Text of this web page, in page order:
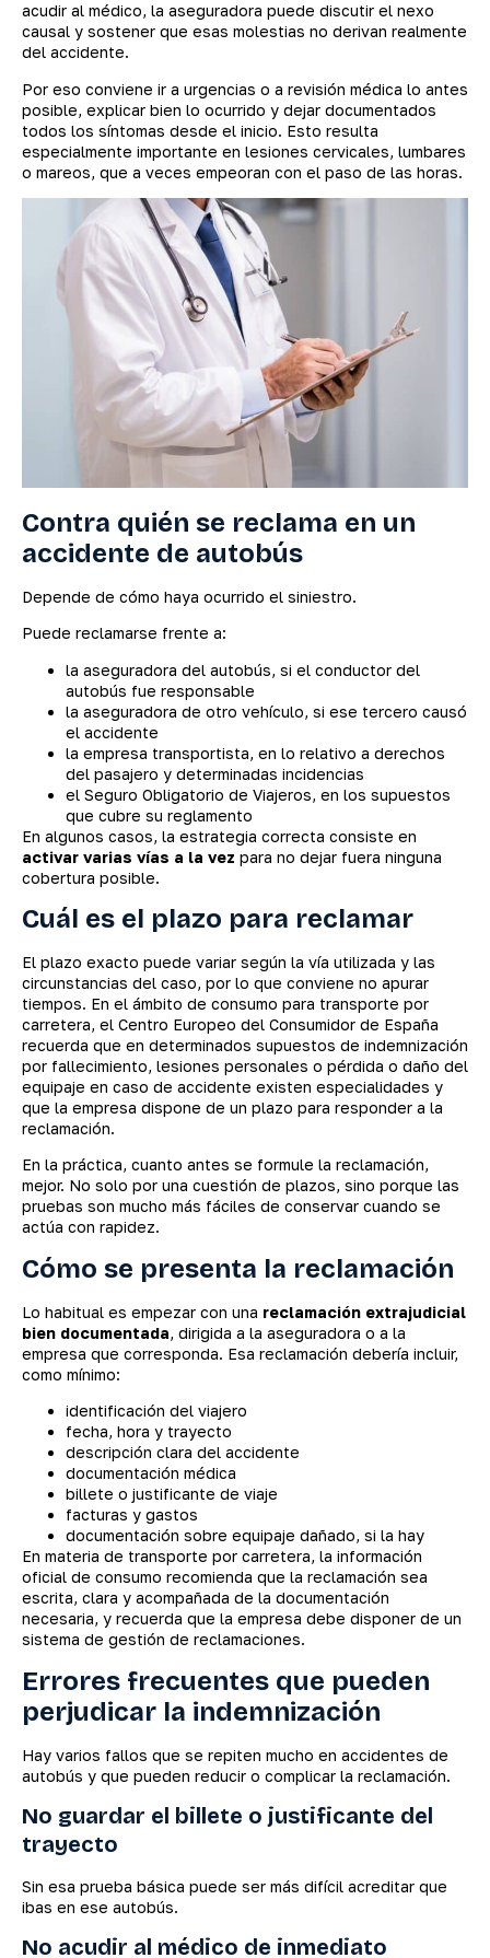
acudir al médico, la aseguradora puede discutir el nexo
causal y sostener que esas molestias no derivan realmente
del accidente.
Por eso conviene ir a urgencias o a revisión médica lo antes
posible, explicar bien lo ocurrido y dejar documentados
todos los síntomas desde el inicio. Esto resulta
especialmente importante en lesiones cervicales, lumbares
o mareos, que a veces empeoran con el paso de las horas.
Contra quién se reclama en un
accidente de autobús
Depende de cómo haya ocurrido el siniestro.
Puede reclamarse frente a:
la aseguradora del autobús, si el conductor del
autobús fue responsable
la aseguradora de otro vehículo, si ese tercero causó
el accidente
la empresa transportista, en lo relativo a derechos
del pasajero y determinadas incidencias
el Seguro Obligatorio de Viajeros, en los supuestos
que cubre su reglamento
En algunos casos, la estrategia correcta consiste en
activar varias vías a la vez para no dejar fuera ninguna
cobertura posible.
Cuál es el plazo para reclamar
El plazo exacto puede variar según la vía utilizada y las
circunstancias del caso, por lo que conviene no apurar
tiempos. En el ámbito de consumo para transporte por
carretera, el Centro Europeo del Consumidor de España
recuerda que en determinados supuestos de indemnización
por fallecimiento, lesiones personales o pérdida o daño del
equipaje en caso de accidente existen especialidades y
que la empresa dispone de un plazo para responder a la
reclamación.
En la práctica, cuanto antes se formule la reclamación,
mejor. No solo por una cuestión de plazos, sino porque las
pruebas son mucho más fáciles de conservar cuando se
actúa con rapidez.
Cómo se presenta la reclamación
Lo habitual es empezar con una reclamación extrajudicial
bien documentada, dirigida a la aseguradora o a la
empresa que corresponda. Esa reclamación debería incluir,
como mínimo:
identificación del viajero
fecha, hora y trayecto
descripción clara del accidente
documentación médica
billete o justificante de viaje
facturas y gastos
documentación sobre equipaje dañado, si la hay
En materia de transporte por carretera, la información
oficial de consumo recomienda que la reclamación sea
escrita, clara y acompañada de la documentación
necesaria, y recuerda que la empresa debe disponer de un
sistema de gestión de reclamaciones.
Errores frecuentes que pueden
perjudicar la indemnización
Hay varios fallos que se repiten mucho en accidentes de
autobús y que pueden reducir o complicar la reclamación.
No guardar el billete o justificante del
trayecto
Sin esa prueba básica puede ser más difícil acreditar que
ibas en ese autobús.
No acudir al médico de inmediato